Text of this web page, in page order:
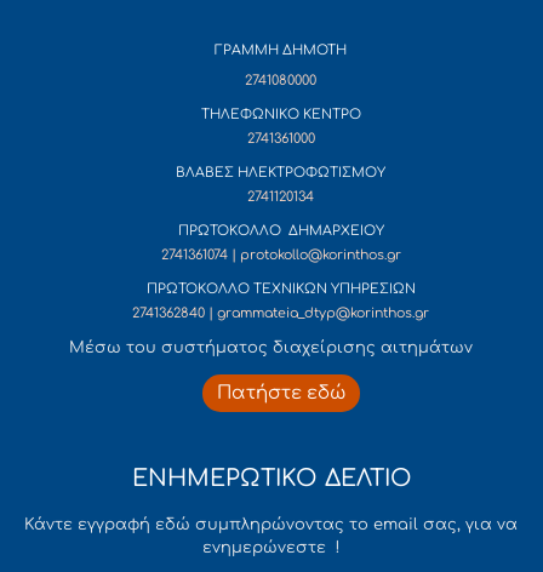
ΓΡΑΜΜΗ ΔΗΜΟΤΗ
2741080000
ΤΗΛΕΦΩΝΙΚΟ ΚΕΝΤΡΟ
2741361000
ΒΛΑΒΕΣ ΗΛΕΚΤΡΟΦΩΤΙΣΜΟΥ
2741120134
ΠΡΩΤΟΚΟΛΛΟ ΔΗΜΑΡΧΕΙΟΥ
2741361074 | protokollo@korinthos.gr
ΠΡΩΤΟΚΟΛΛΟ ΤΕΧΝΙΚΩΝ ΥΠΗΡΕΣΙΩΝ
2741362840 | grammateia_dtyp@korinthos.gr
Mέσω του συστήματος διαχείρισης αιτημάτων
Πατήστε εδώ
ΕΝΗΜΕΡΩΤΙΚΟ ΔΕΛΤΙΟ
Κάντε εγγραφή εδώ συμπληρώνοντας το email σας, για να
ενημερώνεστε !